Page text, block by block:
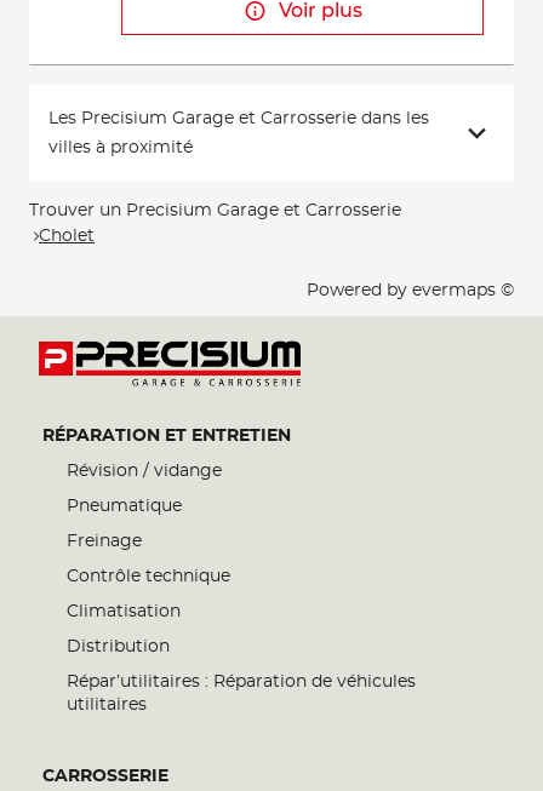
Voir plus
Les Precisium Garage et Carrosserie dans les
villes à proximité
Trouver un Precisium Garage et Carrosserie
Cholet
Powered by evermaps ©
RÉPARATION ET ENTRETIEN
Révision / vidange
Pneumatique
Freinage
Contrôle technique
Climatisation
Distribution
Répar’utilitaires : Réparation de véhicules
utilitaires
CARROSSERIE